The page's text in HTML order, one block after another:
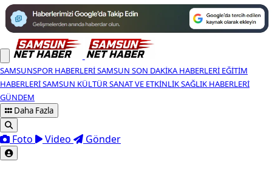
SAMSUNSPOR HABERLERISAMSUN SON DAKIKA HABERLERI EĞITIM
HABERLERISAMSUN KÜLTÜR SANAT VE ETKINLIKSAĞLIK HABERLERI
GÜNDEM
Daha Fazla
Foto Video Gönder